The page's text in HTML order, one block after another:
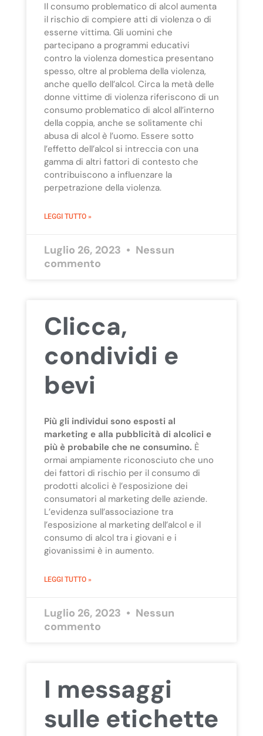
Il consumo problematico di alcol aumenta
il rischio di compiere atti di violenza o di
esserne vittima. Gli uomini che
partecipano a programmi educativi
contro la violenza domestica presentano
spesso, oltre al problema della violenza,
anche quello dell’alcol. Circa la metà delle
donne vittime di violenza riferiscono di un
consumo problematico di alcol all’interno
della coppia, anche se solitamente chi
abusa di alcol è l’uomo. Essere sotto
l’effetto dell’alcol si intreccia con una
gamma di altri fattori di contesto che
contribuiscono a influenzare la
perpetrazione della violenza.
LEGGI TUTTO »
Luglio 26, 2023
Nessun
commento
Clicca,
condividi e
bevi
Più gli individui sono esposti al
marketing e alla pubblicità di alcolici e
più è probabile che ne consumino. È
ormai ampiamente riconosciuto che uno
dei fattori di rischio per il consumo di
prodotti alcolici è l’esposizione dei
consumatori al marketing delle aziende.
L’evidenza sull’associazione tra
l’esposizione al marketing dell’alcol e il
consumo di alcol tra i giovani e i
giovanissimi è in aumento.
LEGGI TUTTO »
Luglio 26, 2023
Nessun
commento
I messaggi
sulle etichette